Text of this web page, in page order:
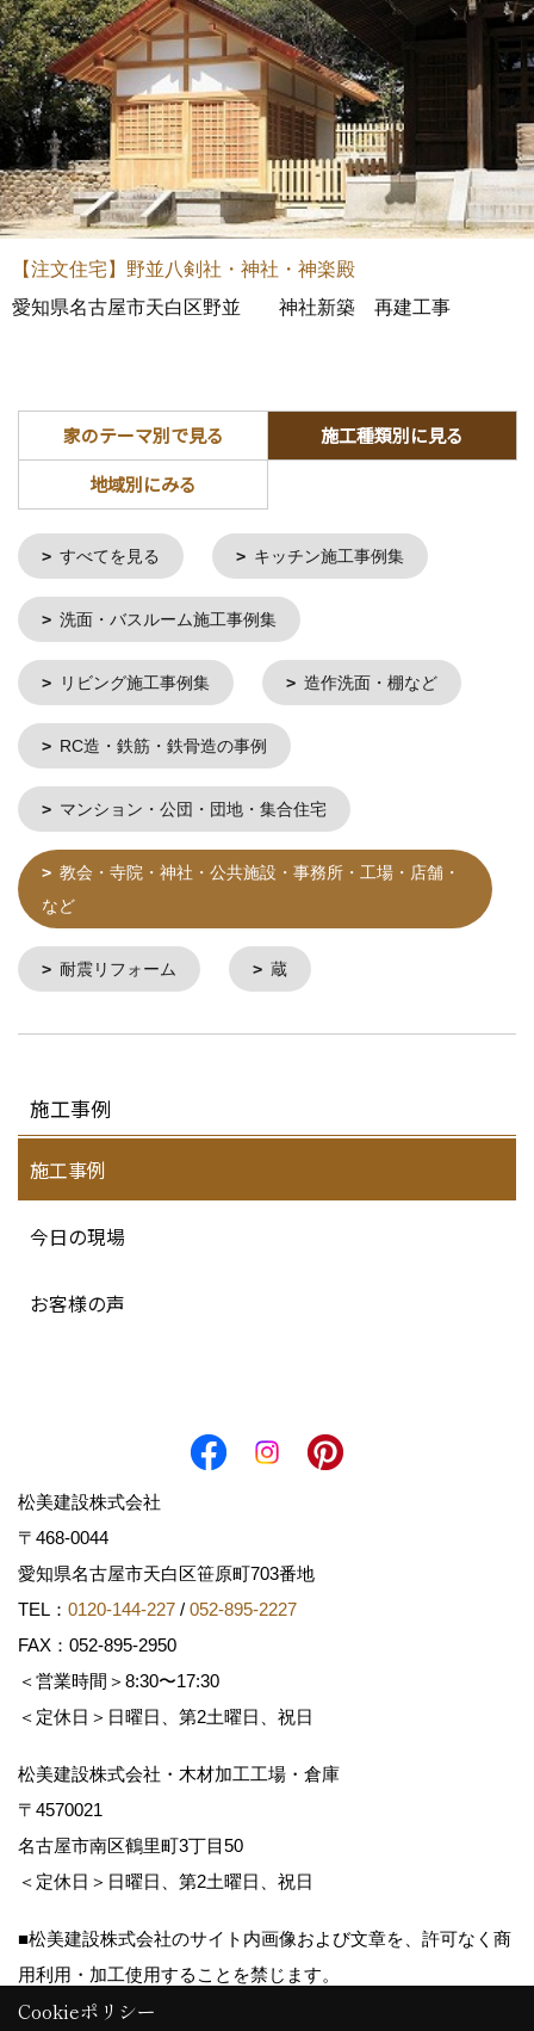
【注文住宅】野並八剣社・神社・神楽殿
愛知県名古屋市天白区野並 神社新築 再建工事
家のテーマ別で見る
施工種類別に見る
地域別にみる
すべてを見る キッチン施工事例集
洗面・バスルーム施工事例集
リビング施工事例集 造作洗面・棚など
RC造・鉄筋・鉄骨造の事例
マンション・公団・団地・集合住宅
教会・寺院・神社・公共施設・事務所・工場・店舗・
など
耐震リフォーム 蔵
施工事例
施工事例
今日の現場
お客様の声
松美建設株式会社
〒468-0044
愛知県名古屋市天白区笹原町703番地
TEL： 0120-144-227 / 052-895-2227
FAX：052-895-2950
＜営業時間＞8:30〜17:30
＜定休日＞日曜日、第2土曜日、祝日
松美建設株式会社・木材加工工場・倉庫
〒4570021
名古屋市南区鶴里町3丁目50
＜定休日＞日曜日、第2土曜日、祝日
■松美建設株式会社のサイト内画像および文章を、許可なく商
用利用・加工使用することを禁じます。
Cookieポリシー